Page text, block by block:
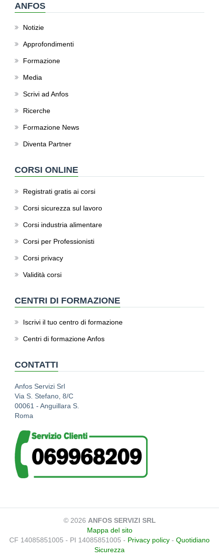
ANFOS
Notizie
Approfondimenti
Formazione
Media
Scrivi ad Anfos
Ricerche
Formazione News
Diventa Partner
CORSI ONLINE
Registrati gratis ai corsi
Corsi sicurezza sul lavoro
Corsi industria alimentare
Corsi per Professionisti
Corsi privacy
Validità corsi
CENTRI DI FORMAZIONE
Iscrivi il tuo centro di formazione
Centri di formazione Anfos
CONTATTI
Anfos Servizi Srl
Via S. Stefano, 8/C
00061 - Anguillara S.
Roma
© 2026 ANFOS SERVIZI SRL
Mappa del sito
CF 14085851005 - PI 14085851005 - Privacy policy - Quotidiano
Sicurezza